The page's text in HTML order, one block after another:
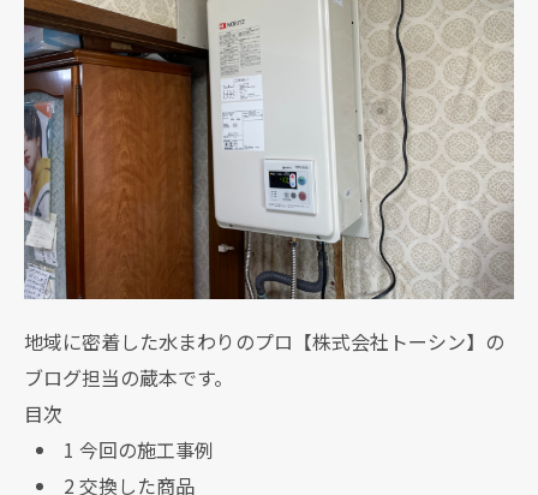
地域に密着した水まわりのプロ【株式会社トーシン】の
ブログ担当の蔵本です。
目次
1 今回の施工事例
2交換した商品